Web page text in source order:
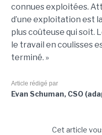
connues exploitées.
d’une exploitation est
plus coûteuse qui soit.
le travail en coulisses
terminé. »
Article rédigé par
Evan Schuman, CSO
Cet article